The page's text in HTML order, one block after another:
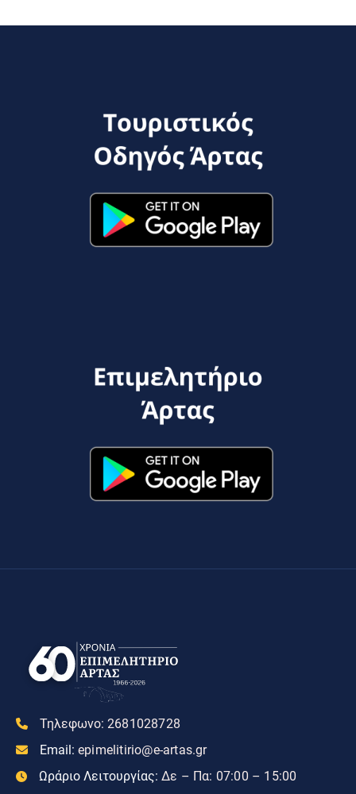
Τηλεφωνο: 2681028728
Email: epimelitirio@e-artas.gr
Ωράριο Λειτουργίας: Δε – Πα: 07:00 – 15:00